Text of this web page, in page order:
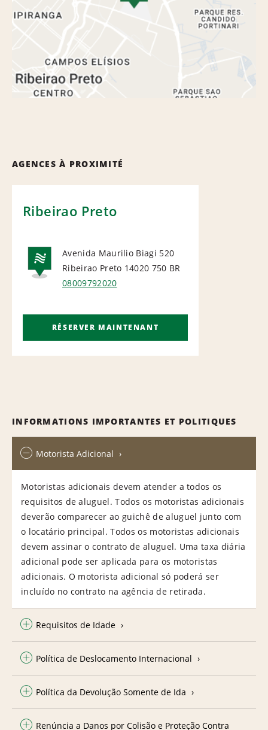
AGENCES À PROXIMITÉ
Ribeirao Preto
NATIONAL
Avenida Maurilio Biagi 520
Ribeirao Preto 14020 750 BR
08009792020
RÉSERVER MAINTENANT
INFORMATIONS IMPORTANTES ET POLITIQUES
Motorista Adicional
Motoristas adicionais devem atender a todos os
requisitos de aluguel. Todos os motoristas adicionais
deverão comparecer ao guichê de aluguel junto com
o locatário principal. Todos os motoristas adicionais
devem assinar o contrato de aluguel. Uma taxa diária
adicional pode ser aplicada para os motoristas
adicionais. O motorista adicional só poderá ser
incluído no contrato na agência de retirada.
Requisitos de Idade
Política de Deslocamento Internacional
Política da Devolução Somente de Ida
Renúncia a Danos por Colisão e Proteção Contra